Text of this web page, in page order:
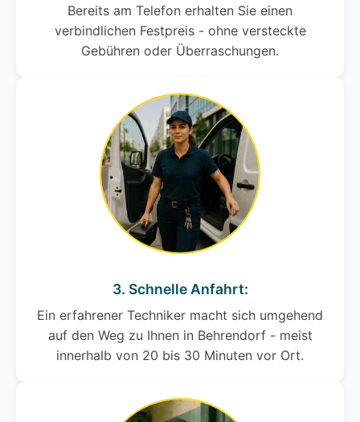
Bereits am Telefon erhalten Sie einen
verbindlichen Festpreis - ohne versteckte
Gebühren oder Überraschungen.
3. Schnelle Anfahrt:
Ein erfahrener Techniker macht sich umgehend
auf den Weg zu Ihnen in Behrendorf - meist
innerhalb von 20 bis 30 Minuten vor Ort.